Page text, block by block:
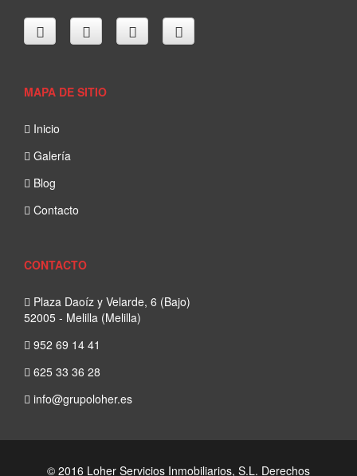
MAPA DE SITIO
Inicio
Galería
Blog
Contacto
CONTACTO
Plaza Daoíz y Velarde, 6 (Bajo)
52005 - Melilla (Melilla)
952 69 14 41
625 33 36 28
info@grupoloher.es
© 2016 Loher Servicios Inmobiliarios, S.L. Derechos